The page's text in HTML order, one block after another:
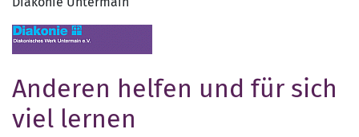
Anderen helfen und für sich
viel lernen